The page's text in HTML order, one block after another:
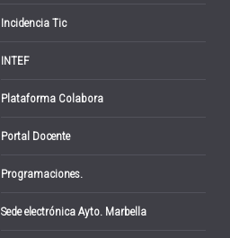
Incidencia Tic
INTEF
Plataforma Colabora
Portal Docente
Programaciones.
Sede electrónica Ayto. Marbella